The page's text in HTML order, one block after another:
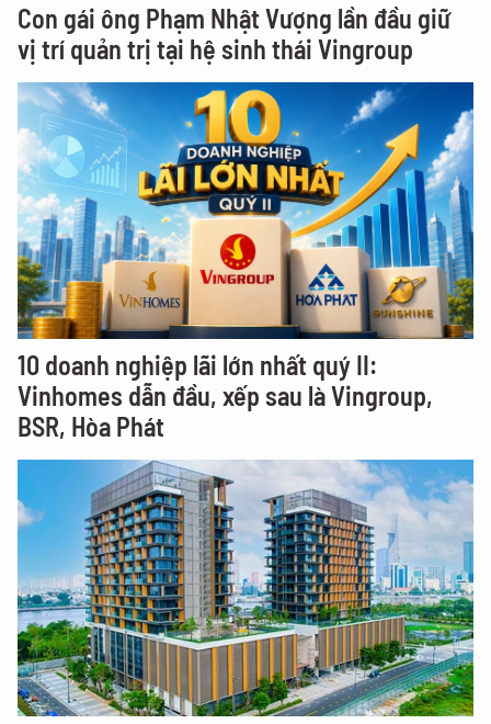
Con gái ông Phạm Nhật Vượng lần đầu giữ
vị trí quản trị tại hệ sinh thái Vingroup
10 doanh nghiệp lãi lớn nhất quý II:
Vinhomes dẫn đầu, xếp sau là Vingroup,
BSR, Hòa Phát